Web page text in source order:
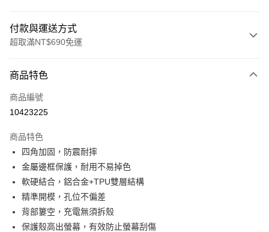
付款與運送方式
超取滿NT$690免運
信用卡一次付款
超商取貨付款
Apple Pay
街口支付
悠遊付
ATM付款
商品特色
商品編號
10423225
商品特色
四角加固，防震耐摔
金屬邊框保護，耐用不易掉色
軟硬結合，鋁合金+TPU雙層結構
精準開模，孔位不偏差
背部簍空，充電無須拆殼
保護殼高出螢幕，有效防止螢幕刮傷